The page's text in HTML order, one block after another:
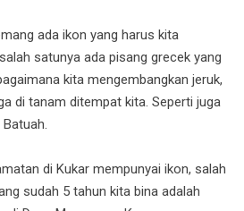
ada ikon yang harus kita
satunya ada pisang grecek yang
kita mengembangkan jeruk,
di tanam ditempat kita. Seperti juga
di Kukar mempunyai ikon, salah
sudah 5 tahun kita bina adalah